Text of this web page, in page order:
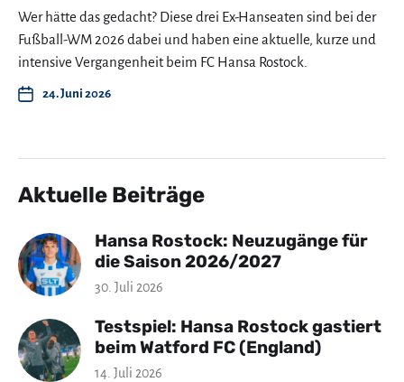
Wer hätte das gedacht? Diese drei Ex-Hanseaten sind bei der
Fußball-WM 2026 dabei und haben eine aktuelle, kurze und
intensive Vergangenheit beim FC Hansa Rostock.
24. Juni 2026
Aktuelle Beiträge
Hansa Rostock: Neuzugänge für
die Saison 2026/2027
30. Juli 2026
Testspiel: Hansa Rostock gastiert
beim Watford FC (England)
14. Juli 2026